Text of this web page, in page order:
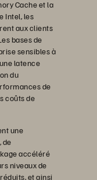
Cache et la
Intel, les
aux clients
bases de
sensibles à
latence
du
de
coûts de
une
de
accéléré
niveaux de
et ainsi